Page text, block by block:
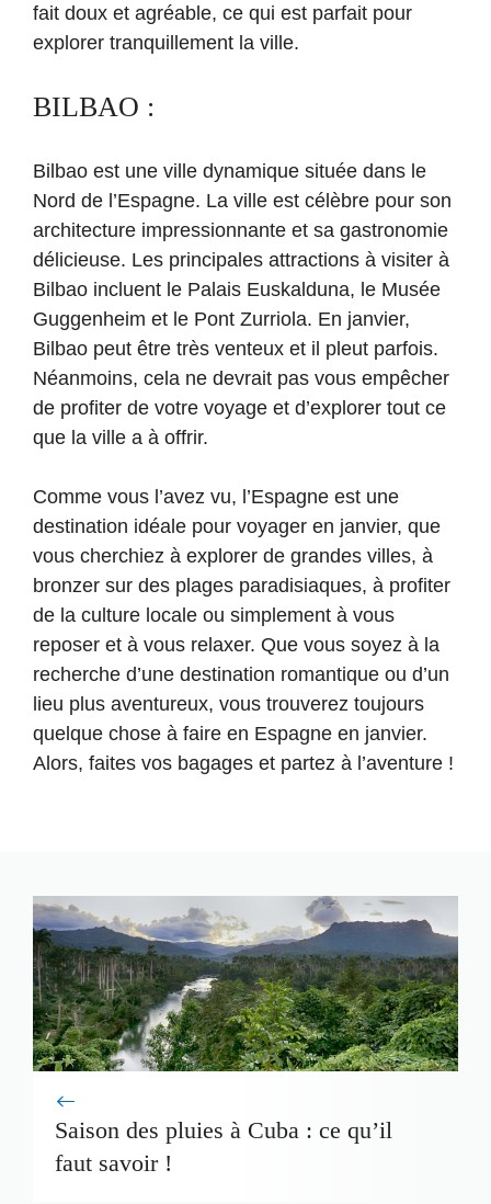
fait doux et agréable, ce qui est parfait pour
explorer tranquillement la ville.
BILBAO :
Bilbao est une ville dynamique située dans le
Nord de l’Espagne. La ville est célèbre pour son
architecture impressionnante et sa gastronomie
délicieuse. Les principales attractions à visiter à
Bilbao incluent le Palais Euskalduna, le Musée
Guggenheim et le Pont Zurriola. En janvier,
Bilbao peut être très venteux et il pleut parfois.
Néanmoins, cela ne devrait pas vous empêcher
de profiter de votre voyage et d’explorer tout ce
que la ville a à offrir.
Comme vous l’avez vu, l’Espagne est une
destination idéale pour voyager en janvier, que
vous cherchiez à explorer de grandes villes, à
bronzer sur des plages paradisiaques, à profiter
de la culture locale ou simplement à vous
reposer et à vous relaxer. Que vous soyez à la
recherche d’une destination romantique ou d’un
lieu plus aventureux, vous trouverez toujours
quelque chose à faire en Espagne en janvier.
Alors, faites vos bagages et partez à l’aventure !
Saison des pluies à Cuba : ce qu’il
faut savoir !